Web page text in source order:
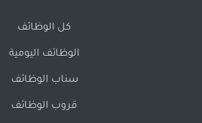
كل الوظائف
الوظائف اليومية
سناب الوظائف
قروب الوظائف